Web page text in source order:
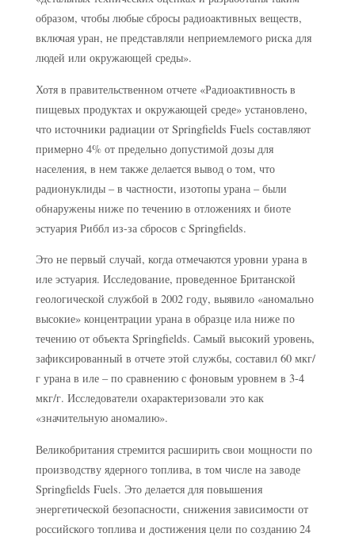
образом, чтобы любые сбросы радиоактивных веществ,
включая уран, не представляли неприемлемого риска для
людей или окружающей среды».
Хотя в правительственном отчете «Радиоактивность в
пищевых продуктах и окружающей среде» установлено,
что источники радиации от Springfields Fuels составляют
примерно 4% от предельно допустимой дозы для
населения, в нем также делается вывод о том, что
радионуклиды – в частности, изотопы урана – были
обнаружены ниже по течению в отложениях и биоте
эстуария Риббл из-за сбросов с Springfields.
Это не первый случай, когда отмечаются уровни урана в
иле эстуария. Исследование, проведенное Британской
геологической службой в 2002 году, выявило «аномально
высокие» концентрации урана в образце ила ниже по
течению от объекта Springfields. Самый высокий уровень,
зафиксированный в отчете этой службы, составил 60 мкг/
г урана в иле – по сравнению с фоновым уровнем в 3-4
мкг/г. Исследователи охарактеризовали это как
«значительную аномалию».
Великобритания стремится расширить свои мощности по
производству ядерного топлива, в том числе на заводе
Springfields Fuels. Это делается для повышения
энергетической безопасности, снижения зависимости от
российского топлива и достижения цели по созданию 24